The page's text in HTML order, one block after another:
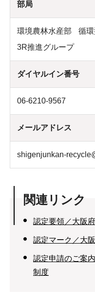
部局
環境農林水産部
循
3R推進グループ
ダイヤルイン番号
06-6210-9567
メールアドレス
shigenjunkan-
関連リンク
認定要領／大阪
認定マーク／大
認定申請のご案
制度